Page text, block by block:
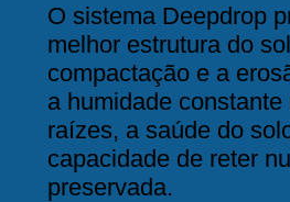
O sistema Deepdrop
melhor estrutura do
compactação e a
a humidade constante
raízes, a saúde do
capacidade de reter
preservada.